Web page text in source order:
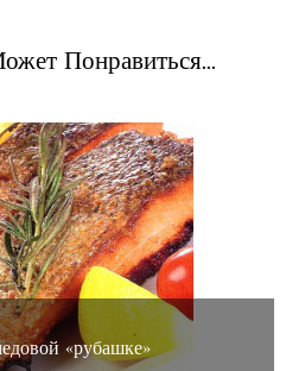
Понравиться...
«рубашке»